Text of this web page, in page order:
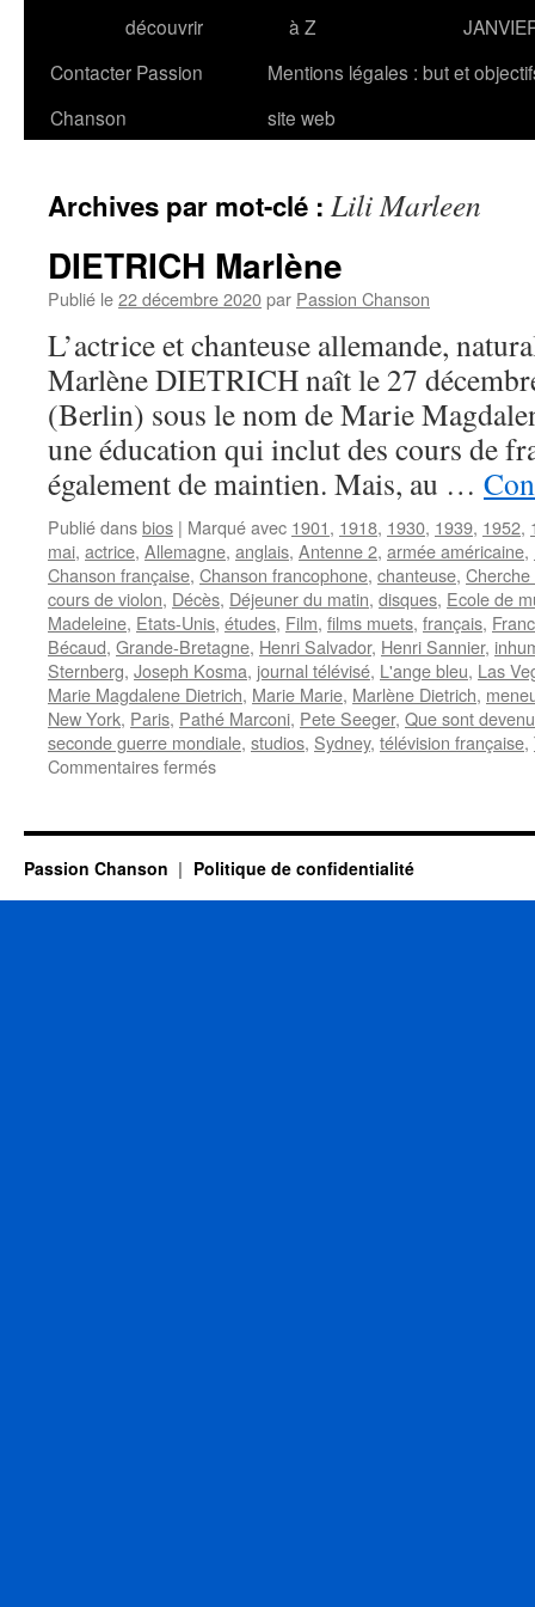
découvrir
à Z
Contacter Passion
Chanson
Mentions légales : but et
site web
Archives par mot-clé : Lili Marleen
DIETRICH Marlène
Publié le22 décembre 2020par Passion Chanson
L’actrice et chanteuse allemande,
Marlène DIETRICH naît le 27
(Berlin) sous le nom de Marie
une éducation qui inclut des cours de
également de maintien. Mais, au …
Publié dansbios | Marqué avec 1901, 1918, 1930, 1939, 1952,
mai, actrice, Allemagne, anglais, Antenne 2, armée américaine,
Chanson française, Chanson francophone, chanteuse,
cours de violon, Décès, Déjeuner du matin, disques, Ecole de
Madeleine, Etats-Unis, études, Film, films muets, français,
Bécaud, Grande-Bretagne, Henri Salvador, Henri Sannier,
Sternberg, Joseph Kosma, journal télévisé, L'ange bleu, Las
Marie Magdalene Dietrich, Marie Marie, Marlène Dietrich,
New York, Paris, Pathé Marconi, Pete Seeger, Que sont
seconde guerre mondiale, studios, Sydney, télévision française,
Commentaires ferméssur
Passion Chanson Politique de confidentialité